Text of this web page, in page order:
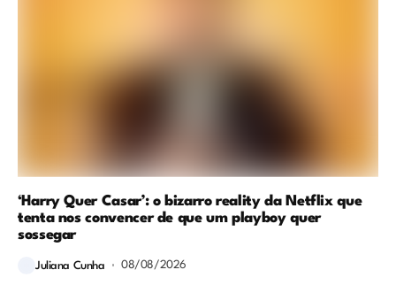
‘Harry Quer Casar’: o bizarro reality da Netflix que
tenta nos convencer de que um playboy quer
sossegar
Juliana Cunha 08/08/2026